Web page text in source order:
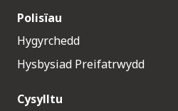
Polisïau
Hygyrchedd
Hysbysiad Preifatrwydd
Cysylltu